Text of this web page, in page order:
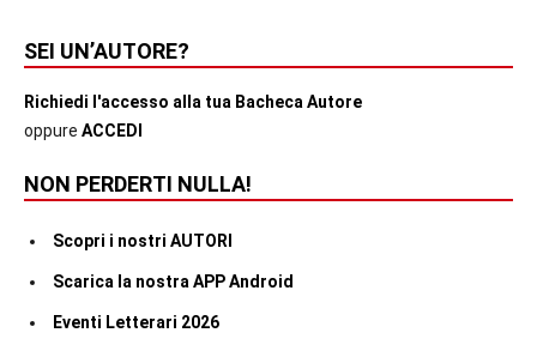
SEI UN’AUTORE?
Richiedi l'accesso alla tua Bacheca Autore
oppure ACCEDI
NON PERDERTI NULLA!
Scopri i nostri AUTORI
Scarica la nostra APP Android
Eventi Letterari 2026